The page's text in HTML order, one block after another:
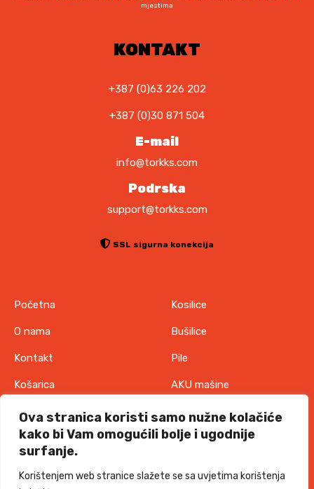
Ova stranica koristi samo nužne kolačiće
kako bi Vam omogućili bolje i ugodnije
surfanje.
Korištenjem web stranice slažete se sa uvjetima korištenja
mjestima
KONTAKT
+387 (0)63 226 202
+387 (0)30 871 504
E-mail
info@torkks.com
Podrska
support@torkks.com
SSL sigurna konekcija
Početna
O nama
Kontakt
Košarica
Pravila o zaštiti
privatnosti
Uvjeti korištenja
Politika o kolačićima
Kosilice
Bušilice
Pile
AKU mašine
IT oprema